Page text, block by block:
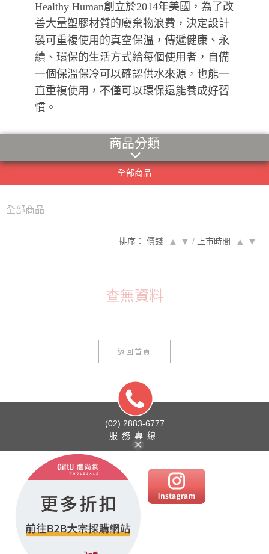
Healthy Human創立於2014年美國，為了改
善大量塑膠材質的廢棄物浪費，決定設計
製可重複使用的真空保溫，傳遞健康、永
續、環保的生活方式給每個使用者，自備
一個保溫保冷可以確認供水來源，也能一
直重複使用，不僅可以環保還能養成好習
慣。
商品分類
全部商品
全部商品
排序： 價錢 ▲ ▼ / 上市時間 ▲ ▼
查無資料
返回首頁
(02) 2883-6777
服務專線